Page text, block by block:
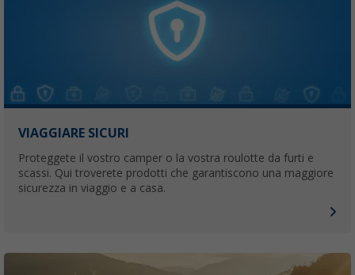
VIAGGIARE SICURI
Proteggete il vostro camper o la vostra roulotte da furti e
scassi. Qui troverete prodotti che garantiscono una maggiore
sicurezza in viaggio e a casa.